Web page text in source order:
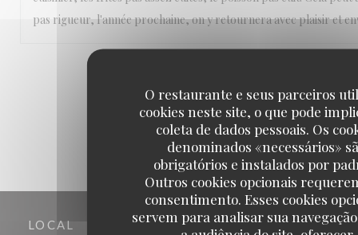
O restaurante e seus parceiros
cookies neste site, o que pode
coleta de dados pessoais. Os
denominados «necessários»
obrigatórios e instalados por
Outros cookies opcionais
consentimento. Esses cookies
servem para analisar sua
pas rigueur, l'année prochaine, on y retournera avec plaisir et
LOCAL